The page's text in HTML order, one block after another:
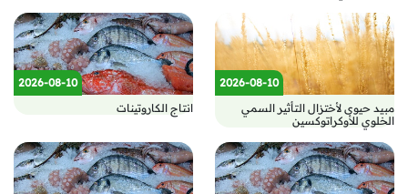
2026-08-10
مبيد حيوى لأختزال التأثير السمي
الخلوي للأوكراتوكسين
2026-08-10
انتاج الكاروتينات